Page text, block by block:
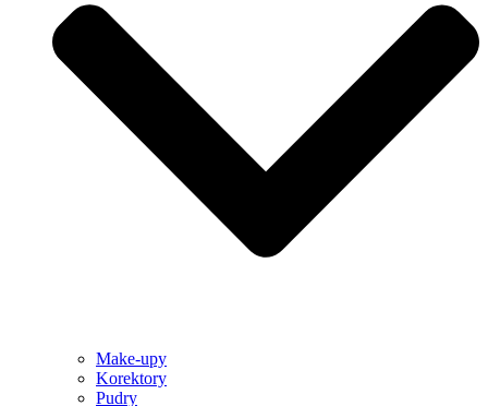
Make-upy
Korektory
Pudry